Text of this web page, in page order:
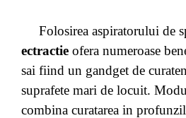
Folosirea aspiratorului de
ectractie ofera numeroase
sai fiind un gandget de
suprafete mari de locuit.
combina curatarea in